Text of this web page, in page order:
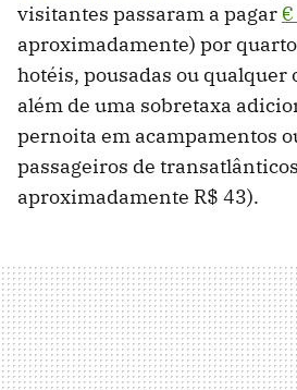
visitantes passaram a pagar
aproximadamente) por
hotéis, pousadas ou qualquer
além de uma sobretaxa
pernoita em acampamentos
passageiros de
aproximadamente R$ 43).